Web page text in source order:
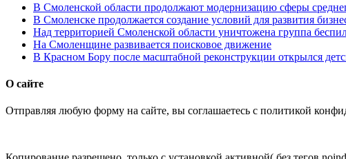
В Смоленской области продолжают модернизацию сферы
В Смоленске продолжается создание условий для развития
Над территорией Смоленской области уничтожена группа
На Смоленщине развивается поисковое движение
В Красном Бору после масштабной реконструкции открылся
О сайте
Отправляя любую форму на сайте, вы соглашаетесь с политикой